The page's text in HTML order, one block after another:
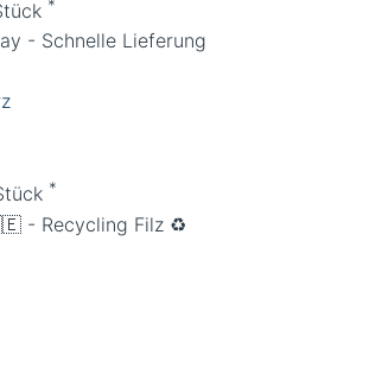
*
- Schnelle Lieferung
*
- Recycling Filz ♻️